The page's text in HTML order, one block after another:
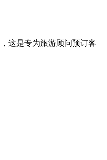
这是专为旅游顾问预订客